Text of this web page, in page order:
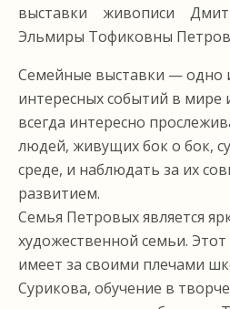
выставки живописи
Эльмиры Тофиковны
Семейные выставки — одно
интересных событий в мире
всегда интересно
людей, живущих бок о бок,
среде, и наблюдать за их
развитием.
Семья Петровых является
художественной семьи. Этот
имеет за своими плечами
Сурикова, обучение в